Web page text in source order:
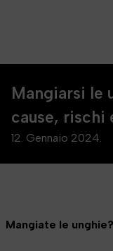
Mangiarsi le
cause, rischi
12. Gennaio 2024.
Mangiate le unghie?